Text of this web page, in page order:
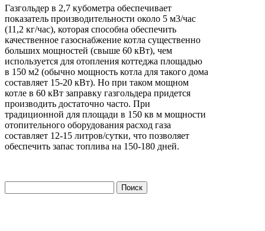
Газгольдер в 2,7 кубометра обеспечивает
показатель производительности около 5 м3/час
(11,2 кг/час), которая способна обеспечить
качественное газоснабжение котла существенно
больших мощностей (свыше 60 кВт), чем
используется для отопления коттеджа площадью
в 150 м2 (обычно мощность котла для такого дома
составляет 15-20 кВт). Но при таком мощном
котле в 60 кВт заправку газгольдера придется
производить достаточно часто. При
традиционной для площади в 150 кв м мощности
отопительного оборудования расход газа
составляет 12-15 литров/сутки, что позволяет
обеспечить запас топлива на 150-180 дней.